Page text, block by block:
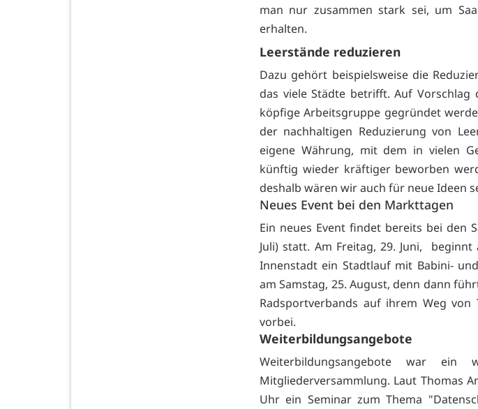
man nur zusammen stark sei, um
erhalten.
Leerstände reduzieren
Dazu gehört beispielsweise die
das viele Städte betrifft. Auf
köpfige Arbeitsgruppe gegründet
der nachhaltigen Reduzierung von
eigene Währung, mit dem in vielen
künftig wieder kräftiger beworben
deshalb wären wir auch für neue Ideen
Neues Event bei den Markttagen
Ein neues Event findet bereits bei den
Juli) statt. Am Freitag, 29. Juni,
Innenstadt ein Stadtlauf mit Babini-
am Samstag, 25. August, denn dann
Radsportverbands auf ihrem Weg
vorbei.
Weiterbildungsangebote
Weiterbildungsangebote war ein
Mitgliederversammlung. Laut Thomas
Uhr ein Seminar zum Thema